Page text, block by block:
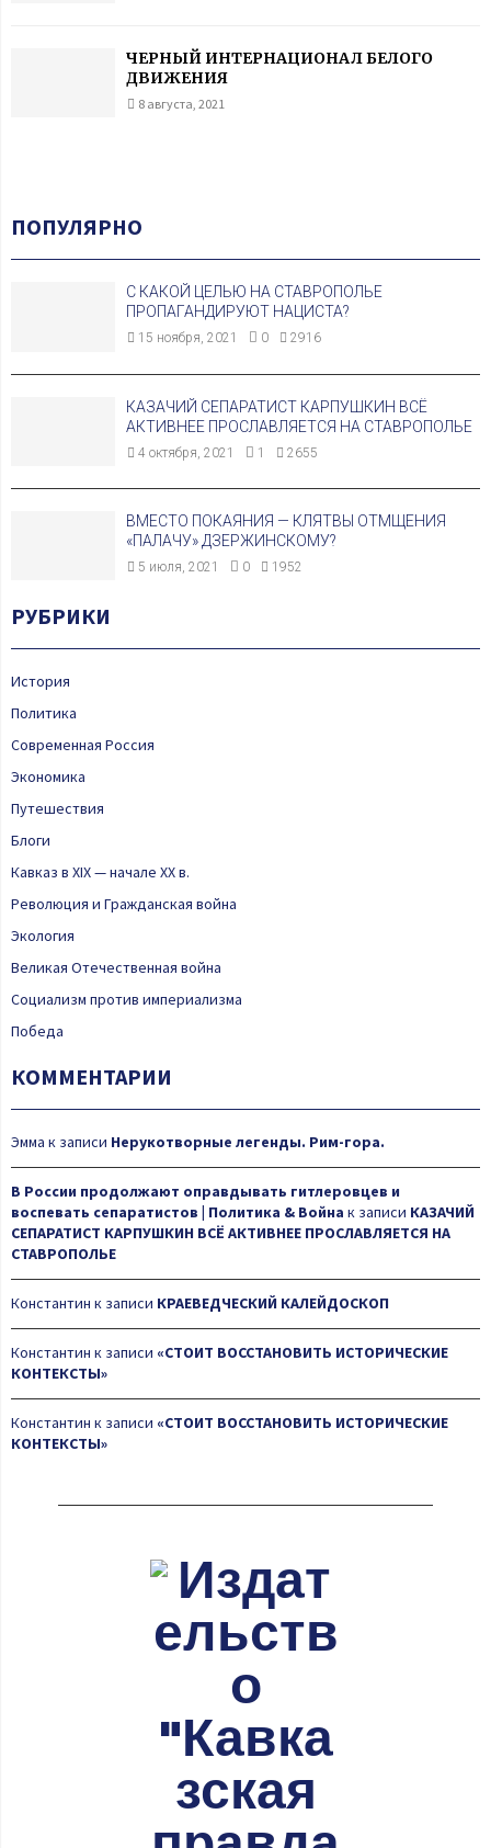
ЧЕРНЫЙ ИНТЕРНАЦИОНАЛ БЕЛОГО
ДВИЖЕНИЯ
8 августа, 2021
ПОПУЛЯРНО
С КАКОЙ ЦЕЛЬЮ НА СТАВРОПОЛЬЕ
ПРОПАГАНДИРУЮТ НАЦИСТА?
15 ноября, 2021 0 2916
КАЗАЧИЙ СЕПАРАТИСТ КАРПУШКИН ВСЁ
АКТИВНЕЕ ПРОСЛАВЛЯЕТСЯ НА СТАВРОПОЛЬЕ
4 октября, 2021 1 2655
ВМЕСТО ПОКАЯНИЯ — КЛЯТВЫ ОТМЩЕНИЯ
«ПАЛАЧУ» ДЗЕРЖИНСКОМУ?
5 июля, 2021 0 1952
РУБРИКИ
История
Политика
Современная Россия
Экономика
Путешествия
Блоги
Кавказ в XIX — начале XX в.
Революция и Гражданская война
Экология
Великая Отечественная война
Социализм против империализма
Победа
КОММЕНТАРИИ
Эмма к записи Нерукотворные легенды. Рим-гора.
В России продолжают оправдывать гитлеровцев и
воспевать сепаратистов | Политика & Война к записи КАЗАЧИЙ
СЕПАРАТИСТ КАРПУШКИН ВСЁ АКТИВНЕЕ ПРОСЛАВЛЯЕТСЯ НА
СТАВРОПОЛЬЕ
Константин к записи КРАЕВЕДЧЕСКИЙ КАЛЕЙДОСКОП
Константин к записи «СТОИТ ВОССТАНОВИТЬ ИСТОРИЧЕСКИЕ
КОНТЕКСТЫ»
Константин к записи «СТОИТ ВОССТАНОВИТЬ ИСТОРИЧЕСКИЕ
КОНТЕКСТЫ»